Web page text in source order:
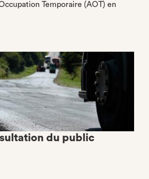
Temporaire (AOT) en
du public